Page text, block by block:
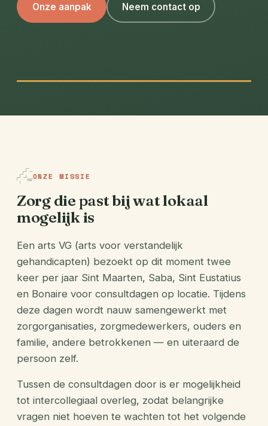
Onze aanpak Neem contact op
ONZE MISSIE
Zorg die past bij wat lokaal
mogelijk is
Een arts VG (arts voor verstandelijk
gehandicapten) bezoekt op dit moment twee
keer per jaar Sint Maarten, Saba, Sint Eustatius
en Bonaire voor consultdagen op locatie. Tijdens
deze dagen wordt nauw samengewerkt met
zorgorganisaties, zorgmedewerkers, ouders en
familie, andere betrokkenen — en uiteraard de
persoon zelf.
Tussen de consultdagen door is er mogelijkheid
tot intercollegiaal overleg, zodat belangrijke
vragen niet hoeven te wachten tot het volgende